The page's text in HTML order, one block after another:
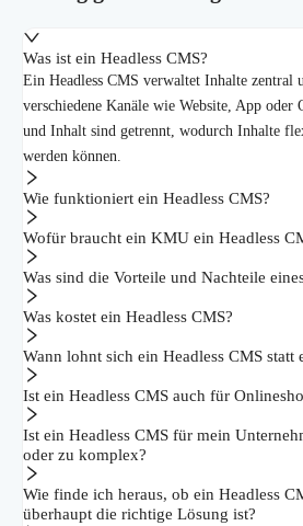
Was ist ein Headless CMS?
Ein Headless CMS verwaltet Inhalte zentral
verschiedene Kanäle wie Website, App oder
und Inhalt sind getrennt, wodurch Inhalte
werden können.
Wie funktioniert ein Headless CMS?
Wofür braucht ein KMU ein Headless
Was sind die Vorteile und Nachteile
Was kostet ein Headless CMS?
Wann lohnt sich ein Headless CMS statt
Ist ein Headless CMS auch für
Ist ein Headless CMS für mein
oder zu komplex?
Wie finde ich heraus, ob ein Headless
überhaupt die richtige Lösung ist?